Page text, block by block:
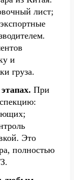
лист;
и
груза.
При
Это
полностью